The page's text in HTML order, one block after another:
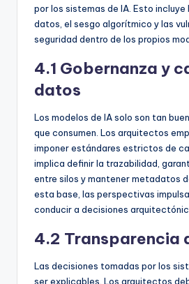
por los sistemas de IA. Esto
datos, el sesgo algorítmico y las
seguridad dentro de los propios
4.1 Gobernanza y
datos
Los modelos de IA solo son tan
que consumen. Los arquitectos
imponer estándares estrictos de
implica definir la trazabilidad,
entre silos y mantener metadatos
esta base, las perspectivas
conducir a decisiones
4.2 Transparencia
Las decisiones tomadas por los
ser explicables. Los arquitectos